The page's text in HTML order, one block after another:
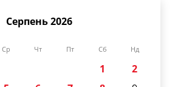
Серпень 2026
Ср Чт Пт Сб Нд
1
2